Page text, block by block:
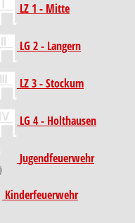
LZ 1 - Mitte
LG 2 - Langern
LZ 3 - Stockum
LG 4 - Holthausen
Jugendfeuerwehr
Kinder­feuer­wehr